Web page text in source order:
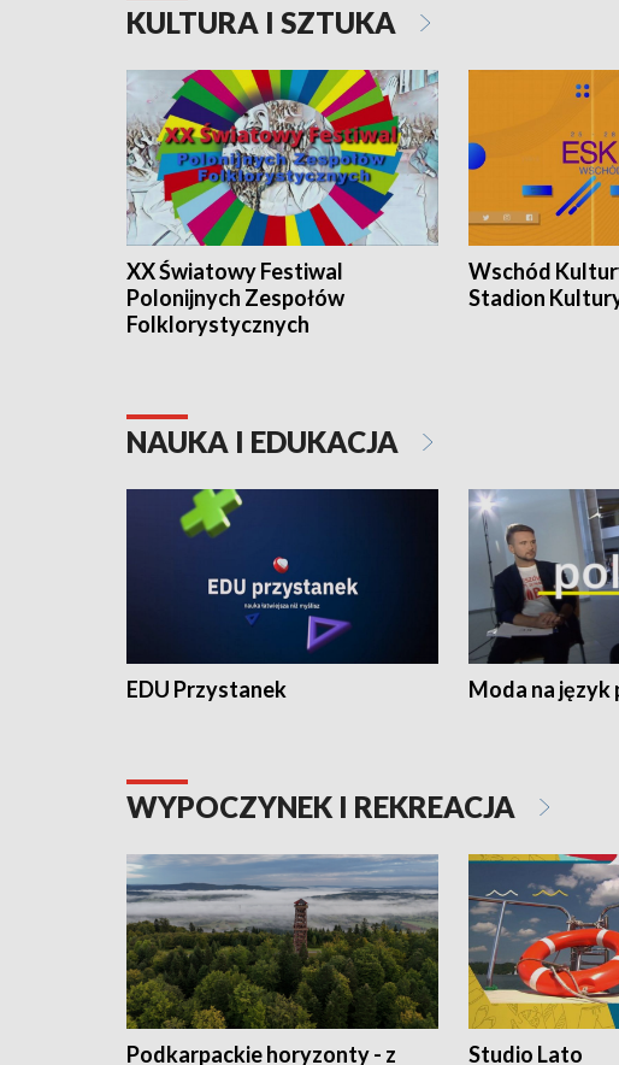
KULTURA I SZTUKA
XX Światowy Festiwal
Polonijnych Zespołów
Folklorystycznych
Wschód
Stadion
NAUKA I EDUKACJA
EDU Przystanek Moda na język
WYPOCZYNEK I REKREACJA
Podkarpackie horyzonty - z Studio Lato